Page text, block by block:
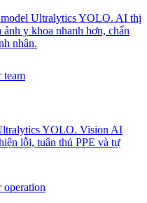
Ultralytics YOLO. AI thị
y khoa nhanh hơn, chẩn
nhân.
YOLO. Vision AI
lỗi, tuân thủ PPE và tự